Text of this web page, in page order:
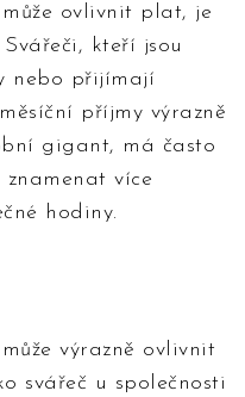
ovlivnit plat, je
kteří jsou
nebo přijímají
příjmy výrazně
gigant, má často
znamenat více
hodiny.
výrazně ovlivnit
svářeč u společnosti